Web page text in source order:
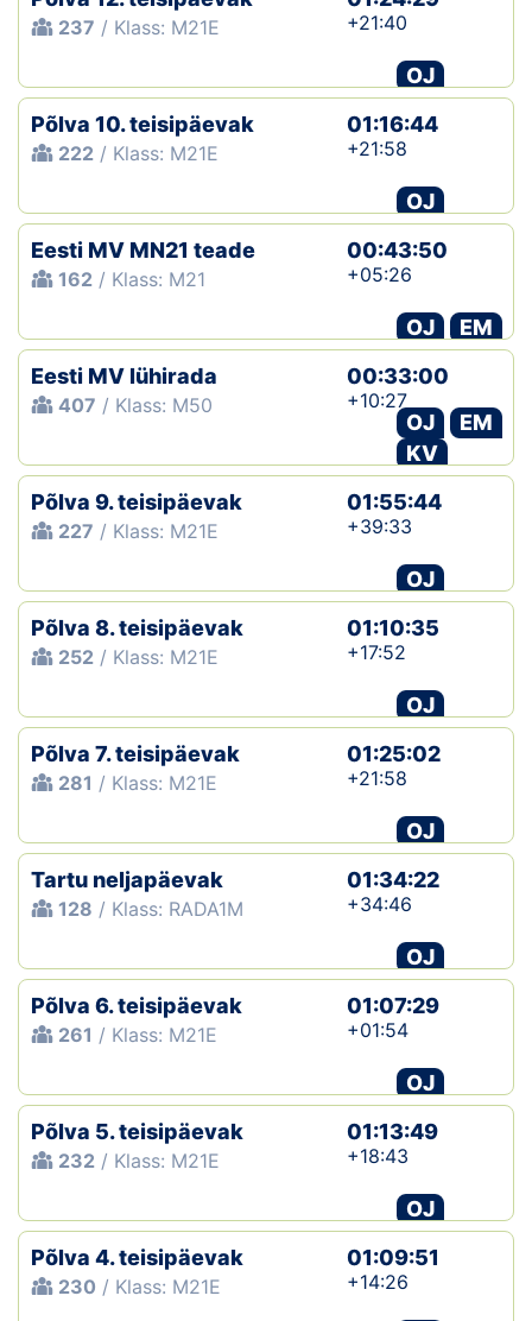
237 / Klass: M21E +21:40
OJ
Põlva 10. teisipäevak
222 / Klass: M21E
01:16:44
+21:58
OJ
Eesti MV MN21 teade
162 / Klass: M21
00:43:50
+05:26
OJ
EM
Eesti MV lühirada
407 / Klass: M50
00:33:00
+10:27
OJ
EM
KV
Põlva 9. teisipäevak
227 / Klass: M21E
01:55:44
+39:33
OJ
Põlva 8. teisipäevak
252 / Klass: M21E
01:10:35
+17:52
OJ
Põlva 7. teisipäevak
281 / Klass: M21E
01:25:02
+21:58
OJ
Tartu neljapäevak
128 / Klass: RADA1M
01:34:22
+34:46
OJ
Põlva 6. teisipäevak
261 / Klass: M21E
01:07:29
+01:54
OJ
Põlva 5. teisipäevak
232 / Klass: M21E
01:13:49
+18:43
OJ
Põlva 4. teisipäevak
230 / Klass: M21E
01:09:51
+14:26